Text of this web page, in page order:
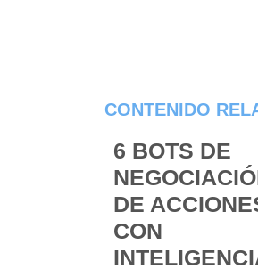
CONTENIDO
6 BOTS DE
DE
CON